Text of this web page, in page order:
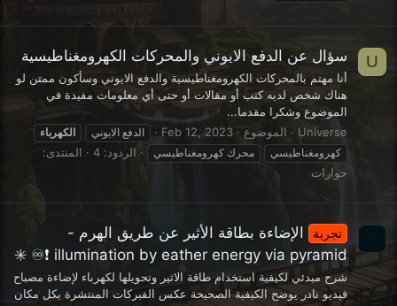
U سؤال عن الدفع الايوني والمحركات الكهرومغناطيسية
أنا مهتم بالمحركات الكهرومغناطيسية والدفع الايوني وسأكون ممتن لو
هناك شخص لديه كتب أو مقالات أو حتى أي معلومات مفيدة في
الموضوع وشكرا مقدما...
Universe
الموضوع Feb 12, 2023 الدفع الايوني
الكهرباء
كهرومغناطيسي
محرك كهرومغناطيسي الردود: 4
المنتدى:
حوارات
تجربة
الإضاءة بطاقة الأثير عن طريق الهرم -
illumination by eather energy via pyramid ❗♾️ ✳️
شرح مبدئي لكيفية استخدام طاقة الاثير وتحويلها لكهرباء لإضاءة مصباح
فيديو نادر يوضح الكيفية الصحيحة عكس الفبركات المنتشرة بكل مكان